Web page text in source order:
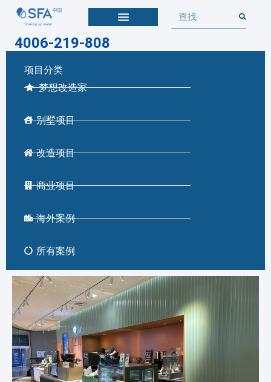
4006-219-808
项目分类
梦想改造家
别墅项目
改造项目
商业项目
海外案例
所有案例